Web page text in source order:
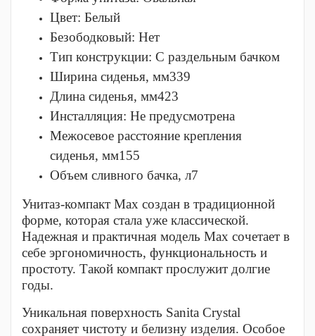
Цвет: Белый
Безободковый: Нет
Тип конструкции: С раздельным бачком
Ширина сиденья, мм339
Длина сиденья, мм423
Инсталляция: Не предусмотрена
Межосевое расстояние крепления
сиденья, мм155
Объем сливного бачка, л7
Унитаз-компакт Max создан в традиционной
форме, которая стала уже классической.
Надежная и практичная модель Max сочетает в
себе эргономичность, функциональность и
простоту. Такой компакт прослужит долгие
годы.
Уникальная поверхность Sanita Crystal
сохраняет чистоту и белизну изделия. Особое